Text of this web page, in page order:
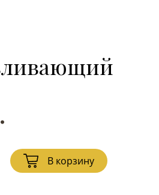
В корзину